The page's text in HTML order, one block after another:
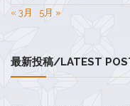
« 3月
5月 »
最新投稿/LATEST